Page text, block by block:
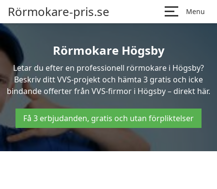
Rörmokare-pris.se Menu
Rörmokare Högsby
Letar du efter en professionell rörmokare i Högsby?
Beskriv ditt VVS-projekt och hämta 3 gratis och icke
bindande offerter från VVS-firmor i Högsby – direkt här.
Få 3 erbjudanden, gratis och utan förpliktelser